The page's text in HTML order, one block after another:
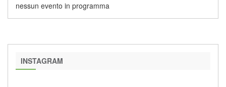
nessun evento in programma
INSTAGRAM